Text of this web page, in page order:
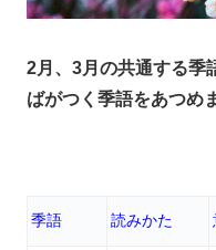
2月、3月の共通する季
ばがつく季語をあつめ
季語 読みかた